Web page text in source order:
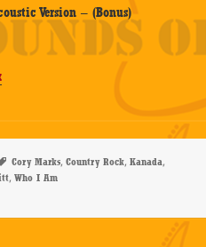
Version – (Bonus)
Schlagwörter
Cory Marks,Country Rock,Kanada,
,Who I Am
Marks – Who I Am – CD-Review